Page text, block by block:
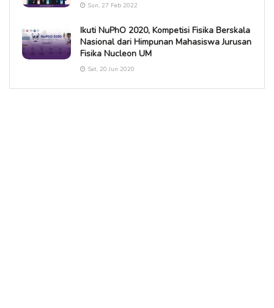
Sun, 27 Feb 2022
Ikuti NuPhO 2020, Kompetisi Fisika Berskala
Nasional dari Himpunan Mahasiswa Jurusan
Fisika Nucleon UM
Sat, 20 Jun 2020